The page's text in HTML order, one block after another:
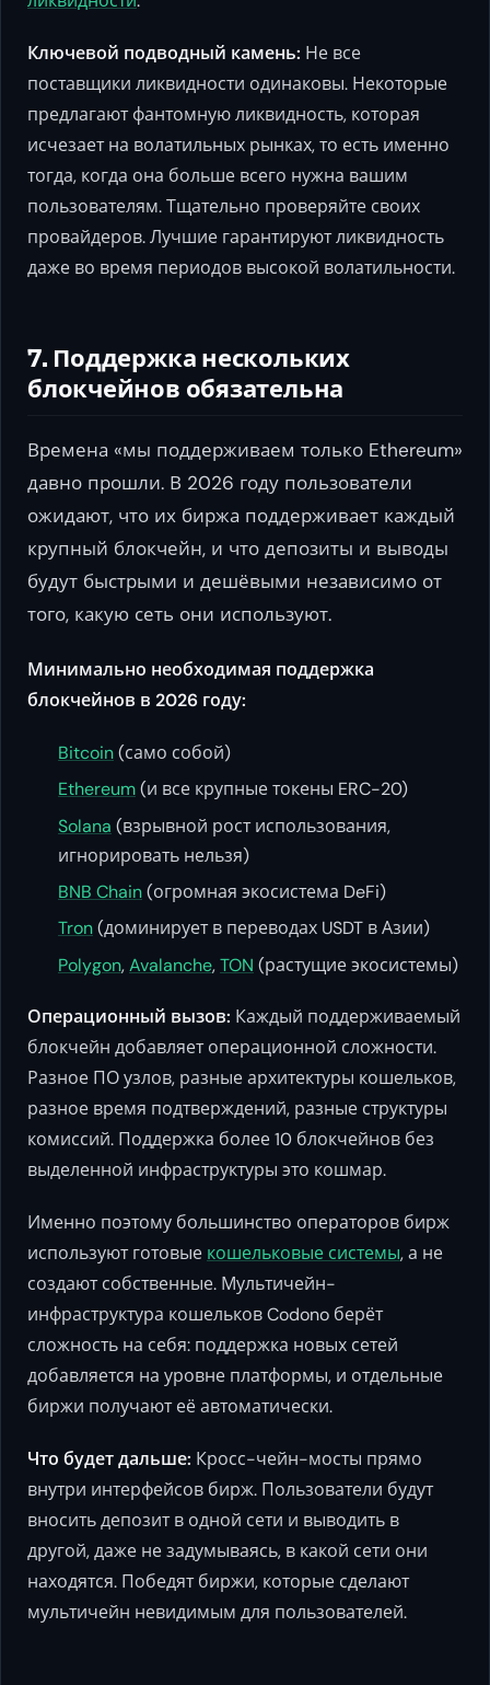
Ключевой подводный камень: Не все
поставщики ликвидности одинаковы. Некоторые
предлагают фантомную ликвидность, которая
исчезает на волатильных рынках, то есть именно
тогда, когда она больше всего нужна вашим
пользователям. Тщательно проверяйте своих
провайдеров. Лучшие гарантируют ликвидность
даже во время периодов высокой волатильности.
7. Поддержка нескольких
блокчейнов обязательна
Времена «мы поддерживаем только Ethereum»
давно прошли. В 2026 году пользователи
ожидают, что их биржа поддерживает каждый
крупный блокчейн, и что депозиты и выводы
будут быстрыми и дешёвыми независимо от
того, какую сеть они используют.
Минимально необходимая поддержка
блокчейнов в 2026 году:
Bitcoin(само собой)
Ethereum(и все крупные токены ERC-20)
Solana (взрывной рост использования,
игнорировать нельзя)
BNB Chain(огромная экосистема DeFi)
Tron(доминирует в переводах USDT в Азии)
Polygon,Avalanche,TON (растущие экосистемы)
Операционный вызов: Каждый поддерживаемый
блокчейн добавляет операционной сложности.
Разное ПО узлов, разные архитектуры кошельков,
разное время подтверждений, разные структуры
комиссий. Поддержка более 10 блокчейнов без
выделенной инфраструктуры это кошмар.
Именно поэтому большинство операторов бирж
используют готовые кошельковые системы, а не
создают собственные. Мультичейн-
инфраструктура кошельков Codono берёт
сложность на себя: поддержка новых сетей
добавляется на уровне платформы, и отдельные
биржи получают её автоматически.
Что будет дальше: Кросс-чейн-мосты прямо
внутри интерфейсов бирж. Пользователи будут
вносить депозит в одной сети и выводить в
другой, даже не задумываясь, в какой сети они
находятся. Победят биржи, которые сделают
мультичейн невидимым для пользователей.